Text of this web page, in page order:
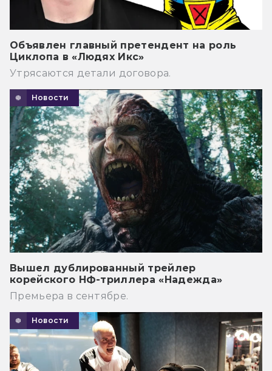
Объявлен главный претендент на роль
Циклопа в «Людях Икс»
Утрясаются детали договора.
Новости
Вышел дублированный трейлер
корейского НФ-триллера «Надежда»
Премьера в сентябре.
Новости